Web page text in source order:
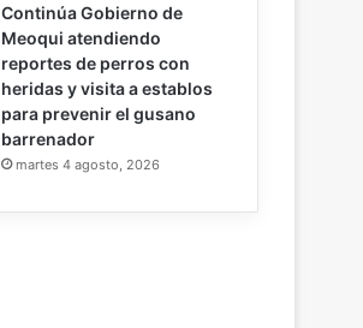
Continúa Gobierno de
Meoqui atendiendo
reportes de perros con
heridas y visita a establos
para prevenir el gusano
barrenador
martes 4 agosto, 2026